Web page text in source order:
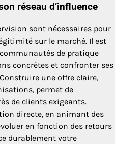
réseau d’influence
sont nécessaires pour
sur le marché. Il est
de pratique
concrètes et confronter ses
une offre claire,
permet de
de clients exigeants.
directe, en animant des
en fonction des retours
durablement votre